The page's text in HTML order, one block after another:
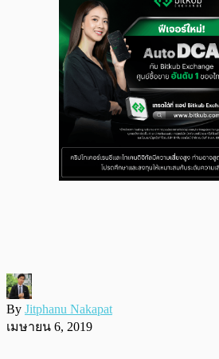
By Jitphanu Nakapat
เมษายน 6, 2019